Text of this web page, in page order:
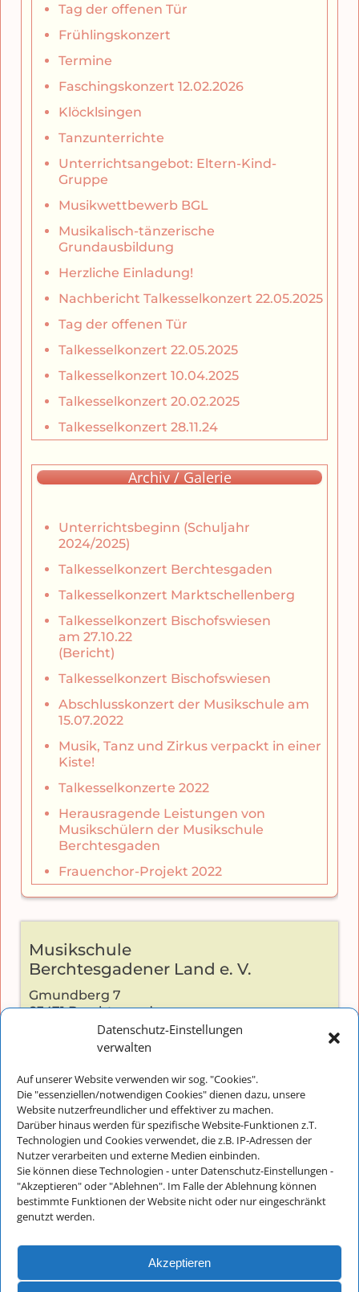
Datenschutz-Einstellungen
verwalten
Auf unserer Website verwenden wir sog. "Cookies".
Die "essenziellen/notwendigen Cookies" dienen dazu, unsere
Website nutzerfreundlicher und effektiver zu machen.
Darüber hinaus werden für spezifische Website-Funktionen z.T.
Technologien und Cookies verwendet, die z.B. IP-Adressen der
Nutzer verarbeiten und externe Medien einbinden.
Sie können diese Technologien - unter Datenschutz-Einstellungen -
"Akzeptieren" oder "Ablehnen". Im Falle der Ablehnung können
bestimmte Funktionen der Website nicht oder nur eingeschränkt
genutzt werden.
Akzeptieren
Tag der offenen Tür
Frühlingskonzert
Termine
Faschingskonzert 12.02.2026
Klöcklsingen
Tanzunterrichte
Unterrichtsangebot: Eltern-Kind-
Gruppe
Musikwettbewerb BGL
Musikalisch-tänzerische
Grundausbildung
Herzliche Einladung!
Nachbericht Talkesselkonzert 22.05.2025
Tag der offenen Tür
Talkesselkonzert 22.05.2025
Talkesselkonzert 10.04.2025
Talkesselkonzert 20.02.2025
Talkesselkonzert 28.11.24
Archiv / Galerie
Unterrichtsbeginn (Schuljahr
2024/2025)
Talkesselkonzert Berchtesgaden
Talkesselkonzert Marktschellenberg
Talkesselkonzert Bischofswiesen
am 27.10.22
(Bericht)
Talkesselkonzert Bischofswiesen
Abschlusskonzert der Musikschule am
15.07.2022
Musik, Tanz und Zirkus verpackt in einer
Kiste!
Talkesselkonzerte 2022
Herausragende Leistungen von
Musikschülern der Musikschule
Berchtesgaden
Frauenchor-Projekt 2022
Musikschule
Berchtesgadener Land e. V.
Gmundberg 7
83471 Berchtesgaden
Kontakt:
Telefon: +49 (0) 8652-2826
E-Mail:info@musikschulebgl.de
Büro-Öffnungszeiten:
Montag bis Donnerstag: 8:30 - 11:30
ist unser Büro nur unregelmäßig besetzt